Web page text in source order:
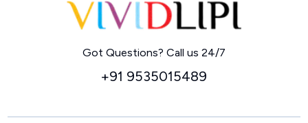
Got Questions? Call us 24/7
+91 9535015489